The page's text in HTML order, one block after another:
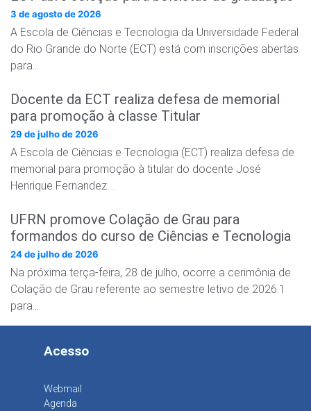
3 de agosto de 2026
A Escola de Ciências e Tecnologia da Universidade Federal
do Rio Grande do Norte (ECT) está com inscrições abertas
para…
Docente da ECT realiza defesa de memorial
para promoção à classe Titular
29 de julho de 2026
A Escola de Ciências e Tecnologia (ECT) realiza defesa de
memorial para promoção à titular do docente José
Henrique Fernandez….
UFRN promove Colação de Grau para
formandos do curso de Ciências e Tecnologia
24 de julho de 2026
Na próxima terça-feira, 28 de julho, ocorre a cerimônia de
Colação de Grau referente ao semestre letivo de 2026.1
para…
Acesso
Webmail
Agenda